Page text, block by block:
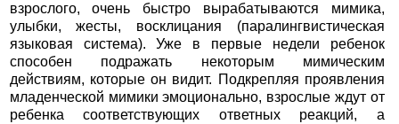
взрослого, очень быстро вырабатываются мимика,
улыбки, жесты, восклицания (паралингвистическая
языковая система). Уже в первые недели ребенок
способен подражать некоторым мимическим
действиям, которые он видит. Подкрепляя проявления
младенческой мимики эмоционально, взрослые ждут от
ребенка соответствующих ответных реакций, а